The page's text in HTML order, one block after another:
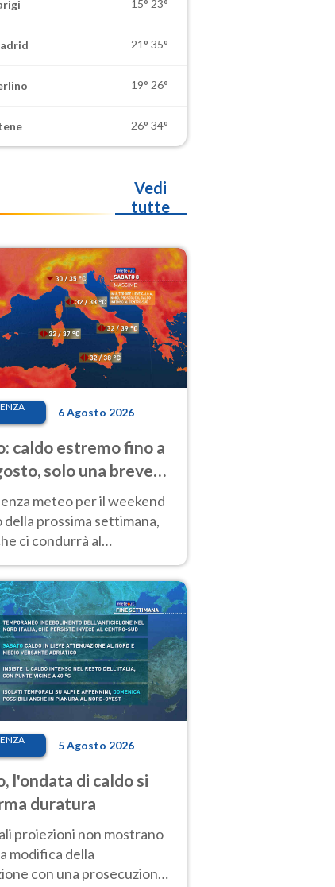
15° 23°
21° 35°
19° 26°
26° 34°
Vedi
tutte
6 Agosto 2026
caldo estremo fino a
solo una breve
dove
meteo per il weekend
della prossima settimana,
ci condurrà al
molto elevate
5 Agosto 2026
l'ondata di caldo si
duratura
proiezioni non mostrano
modifica della
con una prosecuzione